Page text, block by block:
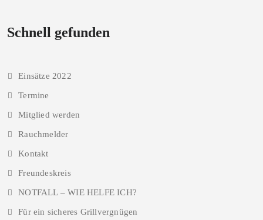
Schnell gefunden
Einsätze 2022
Termine
Mitglied werden
Rauchmelder
Kontakt
Freundeskreis
NOTFALL – WIE HELFE ICH?
Für ein sicheres Grillvergnügen